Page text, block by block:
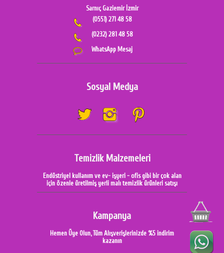
Sarnıç Gaziemir İzmir
(0551) 271 48 58
(0232) 281 48 58
WhatsApp Mesaj
Sosyal Medya
Temizlik Malzemeleri
Endüstriyel kullanım ve ev- işyeri - ofis gibi bir çok alan
için özenle üretilmiş yerli malı temizlik ürünleri satışı
Kampanya
Hemen Üye Olun, Tüm Alışverişlerinizde %5 indirim
kazanın